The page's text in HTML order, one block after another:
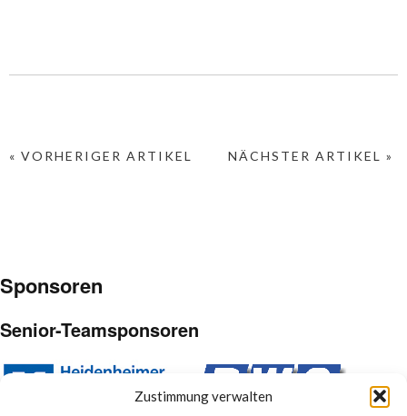
Zustimmung verwalten
NÄCHSTER ARTIKEL »
« VORHERIGER ARTIKEL
Sponsoren
Senior-Teamsponsoren